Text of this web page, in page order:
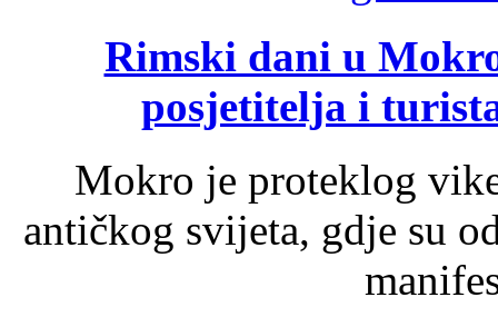
Rimski dani u
posjetitelja i
Mokro je proteklog
antičkog svijeta, gdje su